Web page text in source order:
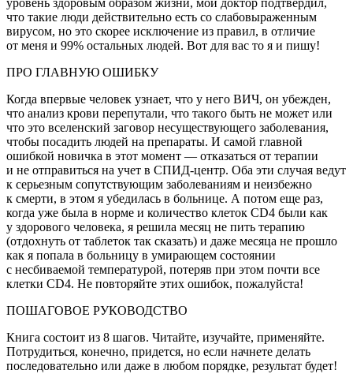
уровень здоровым образом жизни, мой доктор подтвердил,
что такие люди действительно есть со слабовыраженным
вирусом, но это скорее исключение из правил, в отличие
от меня и 99% остальных людей. Вот для вас то я и пишу!
ПРО ГЛАВНУЮ ОШИБКУ
Когда впервые человек узнает, что у него ВИЧ, он убежден,
что анализ крови перепутали, что такого быть не может или
что это вселенский заговор несуществующего заболевания,
чтобы посадить людей на препараты. И самой главной
ошибкой новичка в этот момент — отказаться от терапии
и не отправиться на учет в СПИД-центр. Оба эти случая ведут
к серьезным сопутствующим заболеваниям и неизбежно
к смерти, в этом я убедилась в больнице. А потом еще раз,
когда уже была в норме и количество клеток CD4 были как
у здорового человека, я решила месяц не пить терапию
(отдохнуть от таблеток так сказать) и даже месяца не прошло
как я попала в больницу в умирающем состоянии
с несбиваемой температурой, потеряв при этом почти все
клетки CD4. Не повторяйте этих ошибок, пожалуйста!
ПОШАГОВОЕ РУКОВОДСТВО
Книга состоит из 8 шагов. Читайте, изучайте, применяйте.
Потрудиться, конечно, придется, но если начнете делать
последовательно или даже в любом порядке, результат будет!